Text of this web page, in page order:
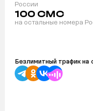
России
100 СМС
на остальные номера
Безлимитный трафик на